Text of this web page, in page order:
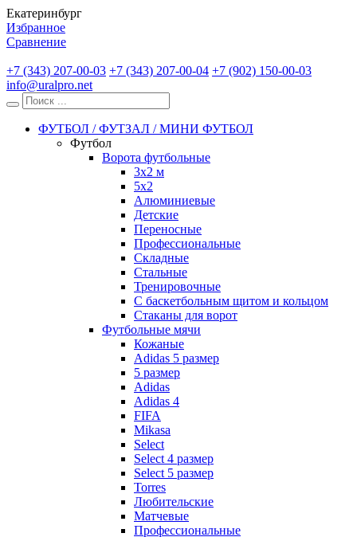
Екатеринбург
Избранное
Сравнение
+7 (343) 207-00-03 +7 (343) 207-00-04 +7 (902) 150-00-03
info@uralpro.net
ФУТБОЛ / ФУТЗАЛ / МИНИ ФУТБОЛ
Футбол
Ворота футбольные
3х2 м
5х2
Алюминиевые
Детские
Переносные
Профессиональные
Складные
Стальные
Тренировочные
С баскетбольным щитом и кольцом
Стаканы для ворот
Футбольные мячи
Кожаные
Adidas 5 размер
5 размер
Adidas
Adidas 4
FIFA
Mikasa
Select
Select 4 размер
Select 5 размер
Torres
Любительские
Матчевые
Профессиональные